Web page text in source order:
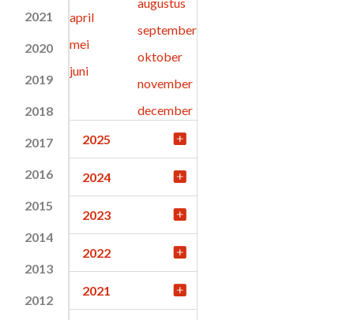
2021
2020
2019
2018
2017
2016
2015
2014
2013
2012
april
mei
juni
september
oktober
november
december
2025
2024
2023
2022
2021